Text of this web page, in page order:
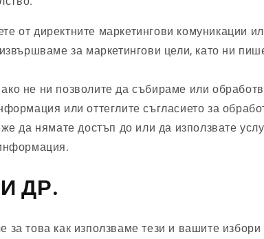
от директните маркетингови комуникации
за маркетингови цели, като ни
не ни позволите да събираме или
или оттеглите съгласието за
да нямате достъп до или да използвате
ДР.
за това как използваме тези и вашите